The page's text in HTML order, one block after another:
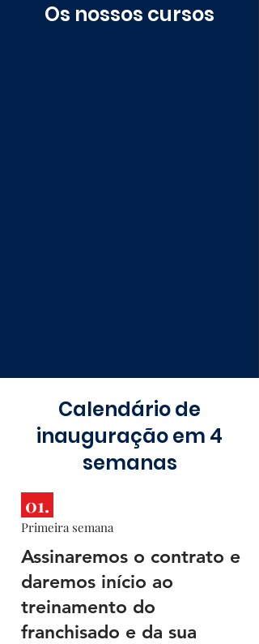
Os nossos cursos
Calendário de
inauguração em 4
semanas
01.
Primeira semana
Assinaremos o contrato e
daremos início ao
treinamento do
franchisado e da sua